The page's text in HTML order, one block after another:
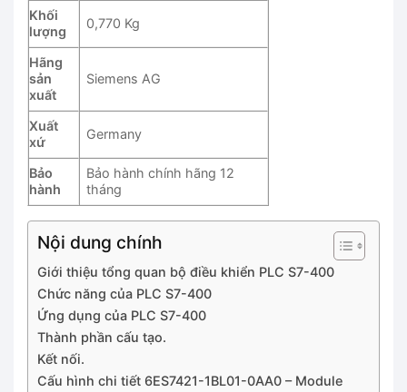
Khối
lượng
0,770 Kg
Hãng
sản
xuất
Siemens AG
Xuất
xứ
Germany
Bảo
hành
Bảo hành chính hãng 12
tháng
Nội dung chính
Giới thiệu tổng quan bộ điều khiển PLC S7-400
Chức năng của PLC S7-400
Ứng dụng của PLC S7-400
Thành phần cấu tạo.
Kết nối.
Cấu hình chi tiết 6ES7421-1BL01-0AA0 – Module